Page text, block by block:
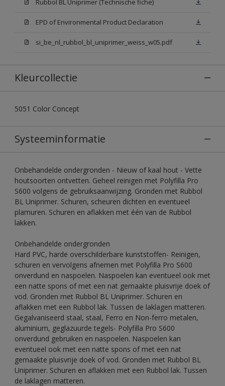
Rubbol BL Uniprimer (Technische fiche)
EPD of Environmental Product Declaration
si_be_nl_rubbol_bl_uniprimer_weiss_w05.pdf
Kleurcollectie
5051 Color Concept
Systeeminformatie
Onbehandelde ondergronden - Nieuw of kaal hout - Vette
houtsoorten ontvetten. Geheel reinigen met Polyfilla Pro
S600 volgens de gebruiksaanwijzing. Gronden met Rubbol
BL Uniprimer. Schuren, scheuren dichten en eventueel
plamuren. Schuren en aflakken met één van de Rubbol
lakken.
Onbehandelde ondergronden
Hard PVC, harde overschilderbare kunststoffen- Reinigen,
schuren en vervolgens afnemen met Polyfilla Pro S600
onverdund en naspoelen. Naspoelen kan eventueel ook met
een natte spons of met een nat gemaakte pluisvrije doek of
vod. Gronden met Rubbol BL Uniprimer. Schuren en
aflakken met een Rubbol lak. Tussen de laklagen matteren.
Gegalvaniseerd staal, staal, Ferro en Non-ferro metalen,
aluminium, geglazuurde tegels- Polyfilla Pro S600
onverdund gebruiken en naspoelen. Naspoelen kan
eventueel ook met een natte spons of met een nat
gemaakte pluisvrije doek of vod. Gronden met Rubbol BL
Uniprimer. Schuren en aflakken met een Rubbol lak. Tussen
de laklagen matteren.